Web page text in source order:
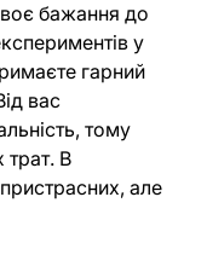
бажання до
у
гарний
вас
тому
трат. В
але